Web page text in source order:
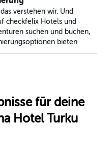
verstehen wir. Und
checkfelix Hotels und
suchen und buchen,
bieten
für deine
Hotel Turku